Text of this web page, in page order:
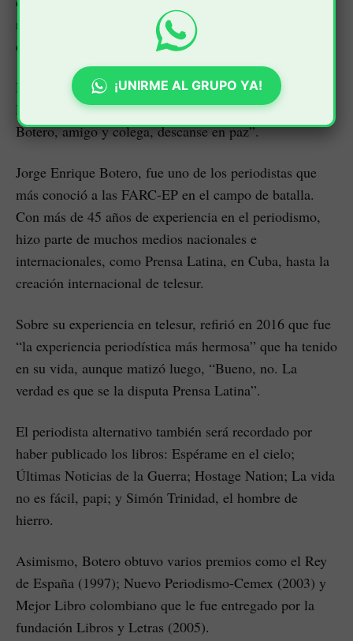
reportero en los ochenta. Vio el poder del
establecimiento y su violencia. Un abrazo a los suyos”.
De igual forma Jorge Rojas Rodríguez, viceministro de
Relaciones Exteriores de Colombia: “Jorge Enrique
Botero, amigo y colega, descanse en paz”.
Jorge Enrique Botero, fue uno de los periodistas que
más conoció a las FARC-EP en el campo de batalla.
Con más de 45 años de experiencia en el periodismo,
hizo parte de muchos medios nacionales e
internacionales, como Prensa Latina, en Cuba, hasta la
creación internacional de telesur.
Sobre su experiencia en telesur, refirió en 2016 que fue
“la experiencia periodística más hermosa” que ha tenido
en su vida, aunque matizó luego, “Bueno, no. La
verdad es que se la disputa Prensa Latina”.
El periodista alternativo también será recordado por
haber publicado los libros: Espérame en el cielo;
Últimas Noticias de la Guerra; Hostage Nation; La vida
no es fácil, papi; y Simón Trinidad, el hombre de
hierro.
Asimismo, Botero obtuvo varios premios como el Rey
de España (1997); Nuevo Periodismo-Cemex (2003) y
Mejor Libro colombiano que le fue entregado por la
fundación Libros y Letras (2005).
¡UNIRME AL GRUPO YA!